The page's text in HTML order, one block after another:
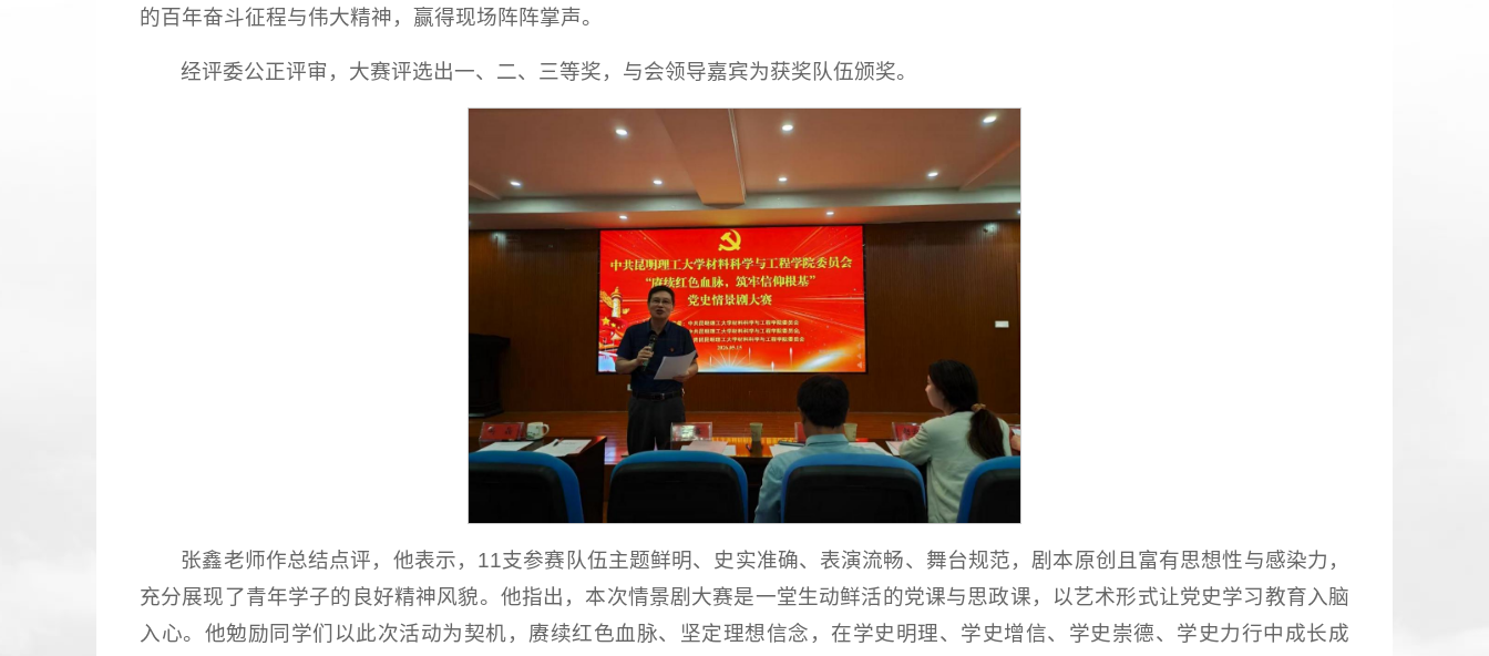
的百年奋斗征程与伟大精神，赢得现场阵阵掌声。
经评委公正评审，大赛评选出一、二、三等奖，与会领导嘉宾为获奖队伍颁奖。
张鑫老师作总结点评，他表示，11支参赛队伍主题鲜明、史实准确、表演流畅、舞台规范，剧本原创且富有思想性与感染力，
充分展现了青年学子的良好精神风貌。他指出，本次情景剧大赛是一堂生动鲜活的党课与思政课，以艺术形式让党史学习教育入脑
入心。他勉励同学们以此次活动为契机，赓续红色血脉、坚定理想信念，在学史明理、学史增信、学史崇德、学史力行中成长成